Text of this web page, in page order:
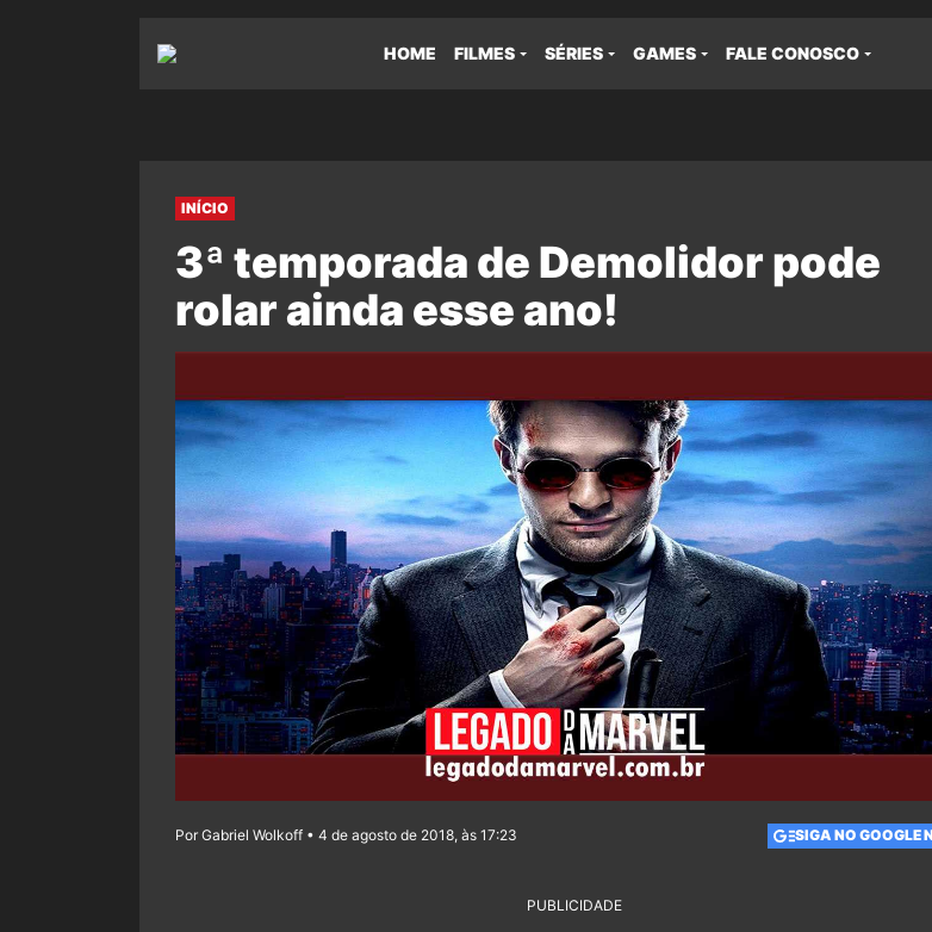
HOME FILMES SÉRIES GAMES FALE CONOSCO
INÍCIO
3ª temporada de Demolidor pode
rolar ainda esse ano!
Por Gabriel Wolkoff • 4 de agosto de 2018, às 17:23 SIGA NO GOOGLE
PUBLICIDADE